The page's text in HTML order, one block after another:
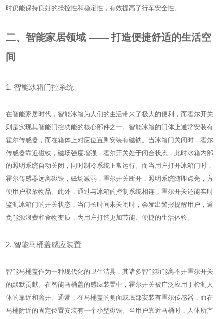
时仍能保持良好的操控性和稳定性，有效提高了行车安全性。
二、智能家居领域 —— 打造便捷舒适的生活空
间
1. 智能冰箱门控系统
在智能家居时代，智能冰箱为人们的生活带来了极大的便利，而霍尔开关
则是实现其智能门控功能的核心部件之一。智能冰箱的门体上通常安装有
霍尔传感器，而在箱体上对应位置则安装有磁铁。当冰箱门关闭时，霍尔
传感器靠近磁铁，磁场强度增强，霍尔开关处于闭合状态，此时冰箱内部
的照明系统自动关闭，同时制冷系统正常运行。而当用户打开冰箱门时，
霍尔传感器远离磁铁，磁场减弱，霍尔开关断开，照明系统随即点亮，方
便用户取放物品。此外，通过与冰箱的控制系统相连，霍尔开关还能实时
监测冰箱门的开关状态，当门长时间未关闭时，会发出警报提醒用户，避
免能源浪费和食物变质，为用户打造更加节能、便捷的生活体验。
2. 智能马桶盖感应装置
智能马桶盖作为一种现代化的卫生洁具，其诸多智能功能离不开霍尔开关
的默默贡献。在智能马桶盖的感应装置中，霍尔开关被广泛应用于检测人
体的靠近和离开。通常，在马桶盖的侧面或底部安装有霍尔传感器，而在
马桶附近的固定位置安装有一个小型磁铁。当用户靠近马桶时，人体所产